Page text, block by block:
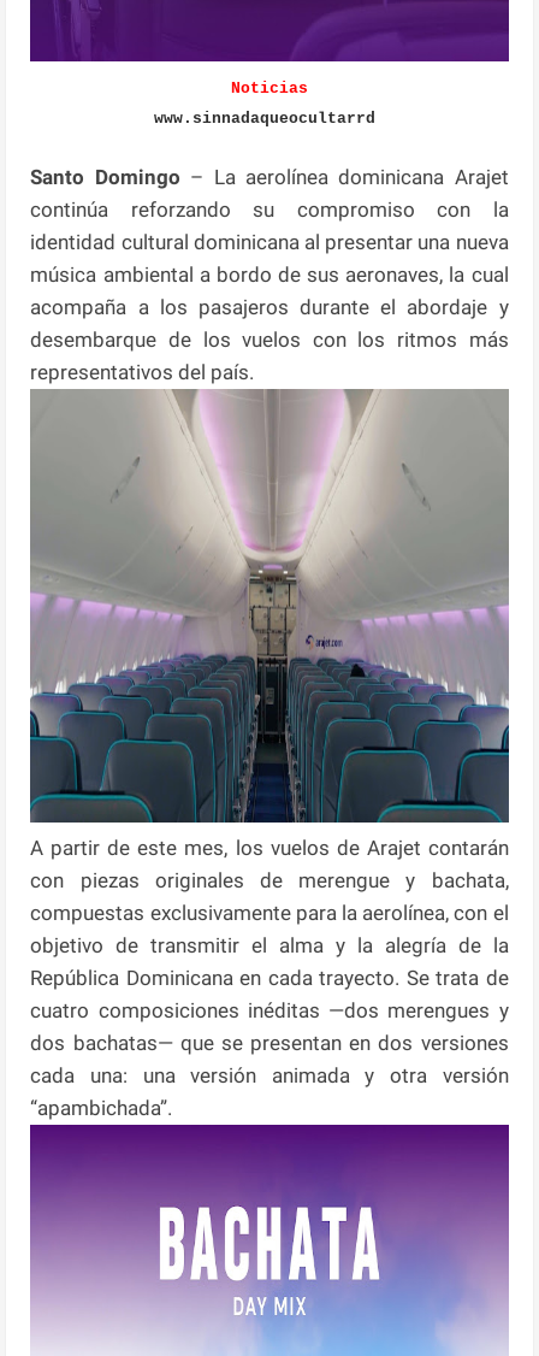
Noticias
www.sinnadaqueocultarrd
Santo Domingo – La aerolínea dominicana Arajet
continúa reforzando su compromiso con la
identidad cultural dominicana al presentar una nueva
música ambiental a bordo de sus aeronaves, la cual
acompaña a los pasajeros durante el abordaje y
desembarque de los vuelos con los ritmos más
representativos del país.
A partir de este mes, los vuelos de Arajet contarán
con piezas originales de merengue y bachata,
compuestas exclusivamente para la aerolínea, con el
objetivo de transmitir el alma y la alegría de la
República Dominicana en cada trayecto. Se trata de
cuatro composiciones inéditas —dos merengues y
dos bachatas— que se presentan en dos versiones
cada una: una versión animada y otra versión
“apambichada”.